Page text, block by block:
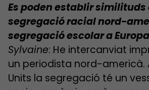
Es poden establir similituds
segregació racial nord-
segregació escolar a
Sylvaine: He intercanviat
un periodista nord-americà.
Units la segregació té un